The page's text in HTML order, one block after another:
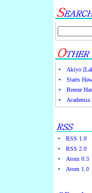
Akiyo
Starts
Breeze
Academia
RSS 1.0
RSS 2.0
Atom 0.3
Atom 1.0